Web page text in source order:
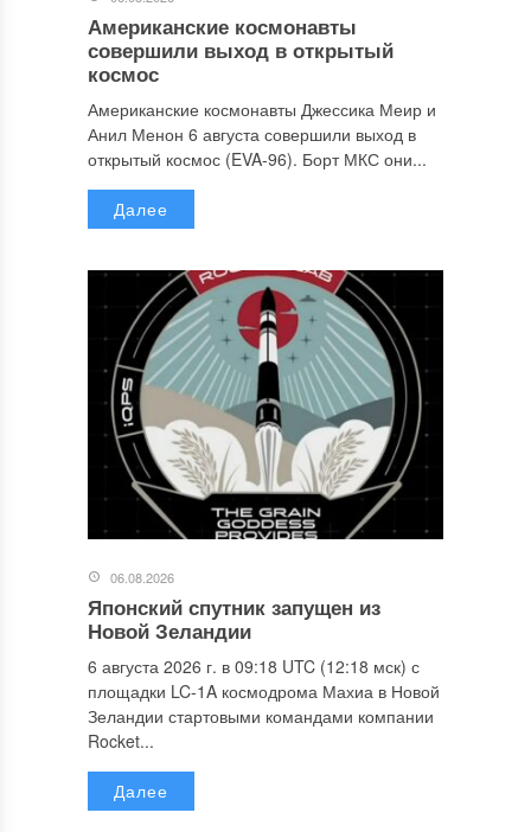
Американские космонавты
совершили выход в открытый
космос
Американские космонавты Джессика Меир и
Анил Менон 6 августа совершили выход в
открытый космос (EVA-96). Борт МКС они...
Далее
06.08.2026
Японский спутник запущен из
Новой Зеландии
6 августа 2026 г. в 09:18 UTC (12:18 мск) с
площадки LC-1A космодрома Махиа в Новой
Зеландии стартовыми командами компании
Rocket...
Далее